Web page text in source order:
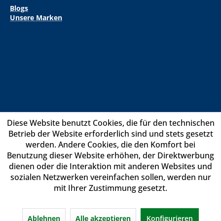
Blogs
Unsere Marken
Diese Website benutzt Cookies, die für den technischen
Betrieb der Website erforderlich sind und stets gesetzt
werden. Andere Cookies, die den Komfort bei
Benutzung dieser Website erhöhen, der Direktwerbung
dienen oder die Interaktion mit anderen Websites und
sozialen Netzwerken vereinfachen sollen, werden nur
mit Ihrer Zustimmung gesetzt.
Ablehnen Alle akzeptieren Konfigurieren